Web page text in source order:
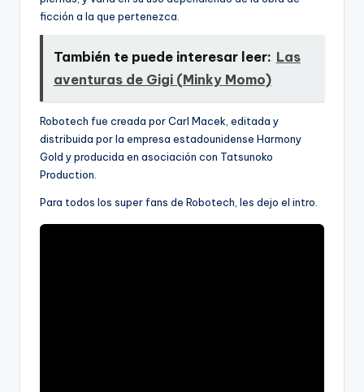
ficción a la que pertenezca.
También te puede interesar leer: Las
aventuras de Gigi (Minky Momo)
Robotech fue creada por Carl Macek, editada y
distribuida por la empresa estadounidense Harmony
Gold y producida en asociación con Tatsunoko
Production.
Para todos los super fans de Robotech, les dejo el intro.